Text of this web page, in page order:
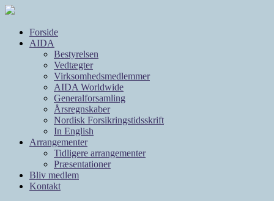
Forside
AIDA
Bestyrelsen
Vedtægter
Virksomhedsmedlemmer
AIDA Worldwide
Generalforsamling
Årsregnskaber
Nordisk Forsikringstidsskrift
In English
Arrangementer
Tidligere arrangementer
Præsentationer
Bliv medlem
Kontakt